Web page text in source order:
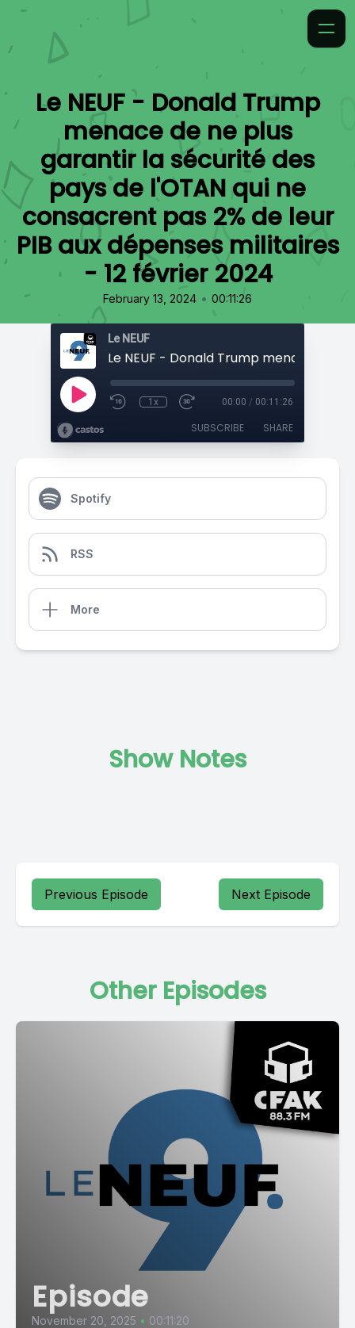
Le NEUF - Donald Trump
menace de ne plus
garantir la sécurité des
pays de l'OTAN qui ne
consacrent pas 2% de leur
PIB aux dépenses militaires
- 12 février 2024
February 13, 2024 • 00:11:26
Le NEUF
1x 00:00 / 00:11:26
SUBSCRIBE SHARE
Spotify
RSS
More
Show Notes
Previous Episode Next Episode
Other Episodes
Episode
November 20, 2025 • 00:11:20